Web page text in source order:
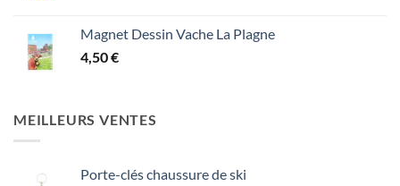
Magnet Dessin Vache La Plagne
4,50€
MEILLEURS VENTES
Porte-clés chaussure de ski